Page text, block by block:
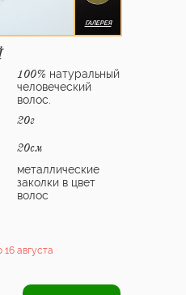
ГАЛЕРЕЯ
100% натуральный
человеческий
волос.
20г
20см
металлические
заколки в цвет
волос
16 августа